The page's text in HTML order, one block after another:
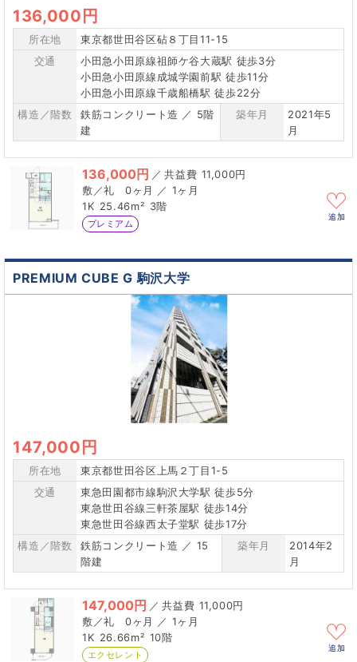
136,000円
所在地
東京都世田谷区砧８丁目11-15
交通
小田急小田原線祖師ケ谷大蔵駅 徒歩3分
小田急小田原線成城学園前駅 徒歩11分
小田急小田原線千歳船橋駅 徒歩22分
構造／階数
鉄筋コンクリート造 ／ 5階
建
築年月
2021年5
月
136,000円 ／
11,000円
0ヶ月 ／ 1ヶ月
1K 25.46m² 3階
プレミアム
追加
PREMIUM CUBE G 駒沢大学
147,000円
所在地
東京都世田谷区上馬２丁目1-5
交通
東急田園都市線駒沢大学駅 徒歩5分
東急世田谷線三軒茶屋駅 徒歩14分
東急世田谷線西太子堂駅 徒歩17分
構造／階数
鉄筋コンクリート造 ／ 15
階建
築年月
2014年2
月
147,000円 ／
11,000円
0ヶ月 ／ 1ヶ月
1K 26.66m² 10階
エクセレント
追加